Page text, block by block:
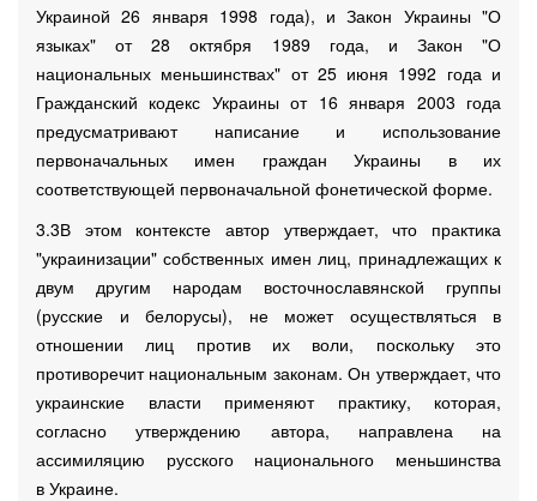
Украиной 26 января 1998 года), и Закон Украины "О
языках" от 28 октября 1989 года, и Закон "О
национальных меньшинствах" от 25 июня 1992 года и
Гражданский кодекс Украины от 16 января 2003 года
предусматривают написание и использование
первоначальных имен граждан Украины в их
соответствующей первоначальной фонетической форме.
3.3В этом контексте автор утверждает, что практика
"украинизации" собственных имен лиц, принадлежащих к
двум другим народам восточнославянской группы
(русские и белорусы), не может осуществляться в
отношении лиц против их воли, поскольку это
противоречит национальным законам. Он утверждает, что
украинские власти применяют практику, которая,
согласно утверждению автора, направлена на
ассимиляцию русского национального меньшинства
в Украине.